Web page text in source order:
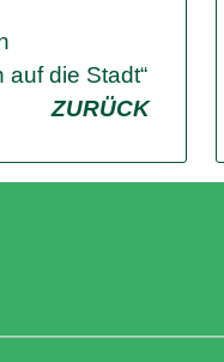
auf die Stadt“
ZURÜCK